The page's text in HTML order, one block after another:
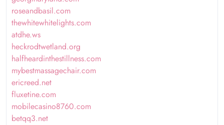
roseandbasil.com
thewhitewhitelights.com
atdhe.ws
heckrodtwetland.org
halfheardinthestillness.com
mybestmassagechair.com
ericreed.net
fluxetine.com
mobilecasino8760.com
betqq3.net